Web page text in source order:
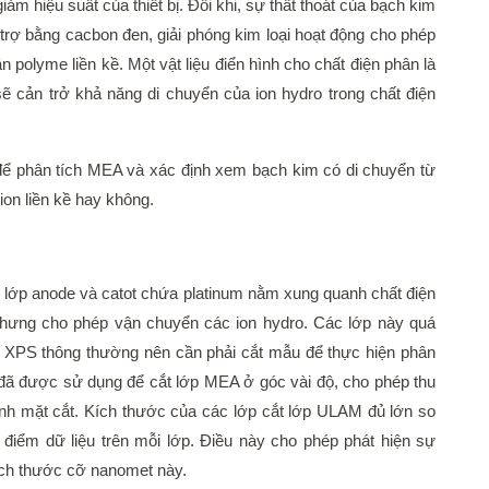
hiệu suất của thiết bị. Đôi khi, sự thất thoát của bạch kim
bằng cacbon đen, giải phóng kim loại hoạt động cho phép
polyme liền kề. Một vật liệu điển hình cho chất điện phân là
cản trở khả năng di chuyển của ion hydro trong chất điện
phân tích MEA và xác định xem bạch kim có di chuyển từ
liền kề hay không.
anode và catot chứa platinum nằm xung quanh chất điện
cho phép vận chuyển các ion hydro. Các lớp này quá
thông thường nên cần phải cắt mẫu để thực hiện phân
được sử dụng để cắt lớp MEA ở góc vài độ, cho phép thu
mặt cắt. Kích thước của các lớp cắt lớp ULAM đủ lớn so
dữ liệu trên mỗi lớp. Điều này cho phép phát hiện sự
thước cỡ nanomet này.